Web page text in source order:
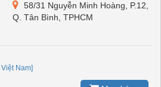
58/31 Nguyễn Minh Hoàng, P.12,
Q. Tân Bình, TPHCM
Việt Nam]